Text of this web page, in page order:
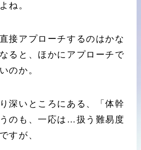
ね。
接アプローチするのはかな
ると、ほかにアプローチで
のか。
深いところにある、「体幹
のも、一応は…扱う難易度
すが、